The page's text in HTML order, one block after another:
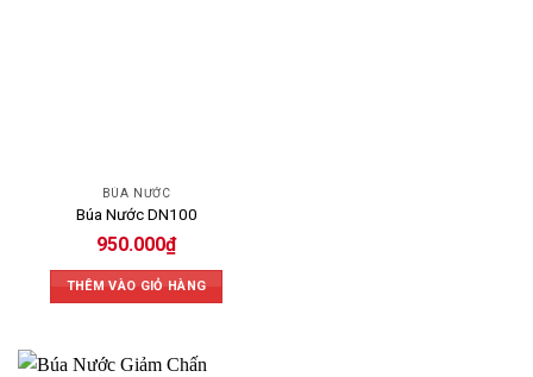
BÚA NƯỚC
Búa Nước DN100
950.000₫
THÊM VÀO GIỎ HÀNG